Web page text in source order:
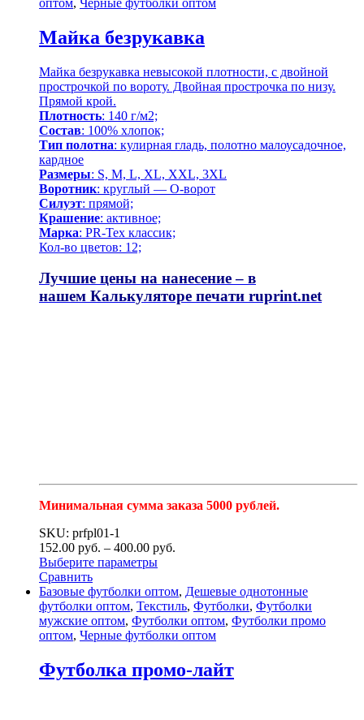
Майка безрукавка
Майка безрукавка невысокой плотности, с двойной
прострочкой по вороту. Двойная прострочка по низу.
Прямой крой.
Плотность: 140 г/м2;
Состав: 100% хлопок;
Тип полотна: кулирная гладь, полотно малоусадочное,
кардное
Размеры: S, M, L, XL, XXL, 3XL
Воротник: круглый — О-ворот
Силуэт: прямой;
Крашение: активное;
Марка: PR-Tex классик;
Кол-во цветов: 12;
Лучшие цены на нанесение – в
нашем Калькуляторе печати ruprint.net
Минимальная сумма заказа 5000 рублей.
SKU: prfpl01-1
152.00 руб. – 400.00 руб.
Выберите параметры
Сравнить
Базовые футболки оптом, Дешевые однотонные
футболки оптом, Текстиль, Футболки, Футболки
мужские оптом, Футболки оптом, Футболки промо
оптом, Черные футболки оптом
Футболка промо-лайт